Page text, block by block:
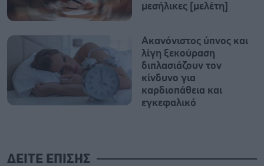
μεσήλικες [μελέτη]
Ακανόνιστος ύπνος και
λίγη ξεκούραση
διπλασιάζουν τον
κίνδυνο για
καρδιοπάθεια και
εγκεφαλικό
ΔΕΙΤΕ ΕΠΙΣΗΣ